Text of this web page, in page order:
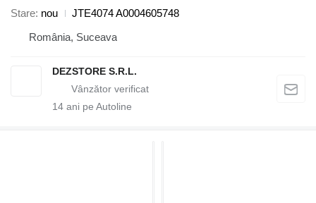
Stare nou
JTE4074 A0004605748
România, Suceava
DEZSTORE S.R.L.
14 ani pe Autoline